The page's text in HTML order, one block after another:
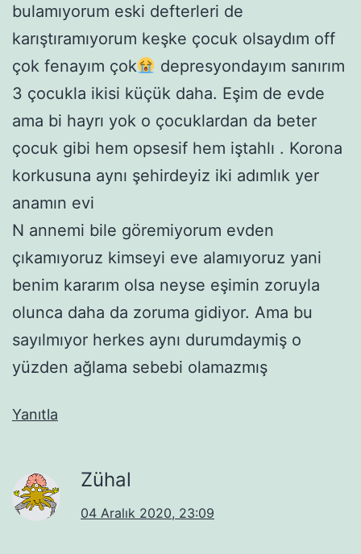
bulamıyorum eski defterleri de
karıştıramıyorum keşke çocuk olsaydım off
çok fenayım çok
depresyondayım sanırım
3 çocukla ikisi küçük daha. Eşim de evde
ama bi hayrı yok o çocuklardan da beter
çocuk gibi hem opsesif hem iştahlı . Korona
korkusuna aynı şehirdeyiz iki adımlık yer
anamın evi
N annemi bile göremiyorum evden
çıkamıyoruz kimseyi eve alamıyoruz yani
benim kararım olsa neyse eşimin zoruyla
olunca daha da zoruma gidiyor. Ama bu
sayılmıyor herkes aynı durumdaymiş o
yüzden ağlama sebebi olamazmış
Yanıtla
Zühal
04 Aralık 2020, 23:09